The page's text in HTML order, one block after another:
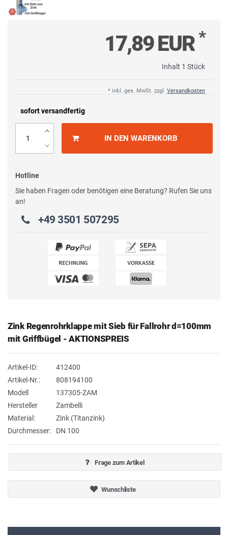
17,89 EUR*
Inhalt 1 Stück
* inkl. ges. MwSt. zzgl. Versandkosten
sofort versandfertig
IN DEN WARENKORB
Hotline
Sie haben Fragen oder benötigen eine Beratung? Rufen Sie uns
an!
+49 3501 507295
Zink Regenrohrklappe mit Sieb für Fallrohr d=100mm
mit Griffbügel - AKTIONSPREIS
Artikel-ID:
412400
Artikel-Nr.:
808194100
Modell
137305-ZAM
Hersteller
Zambelli
Material:
Zink (Titanzink)
Durchmesser:
DN 100
Frage zum Artikel
Wunschliste